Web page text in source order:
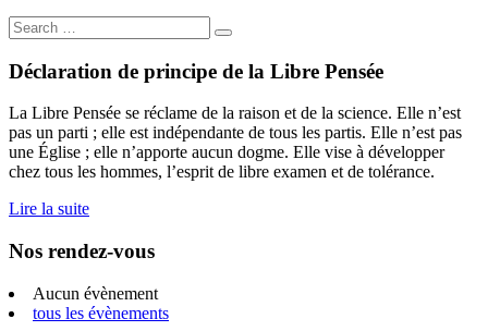
Search
for:
Déclaration de principe de la Libre Pensée
La Libre Pensée se réclame de la raison et de la science. Elle n’est
pas un parti ; elle est indépendante de tous les partis. Elle n’est pas
une Église ; elle n’apporte aucun dogme. Elle vise à développer
chez tous les hommes, l’esprit de libre examen et de tolérance.
Lire la suite
Nos rendez-vous
Aucun évènement
tous les évènements